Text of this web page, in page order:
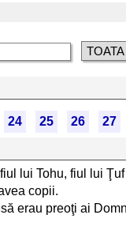
24 25 26 27
lui Tohu, fiul lui
copii.
erau preoţi ai